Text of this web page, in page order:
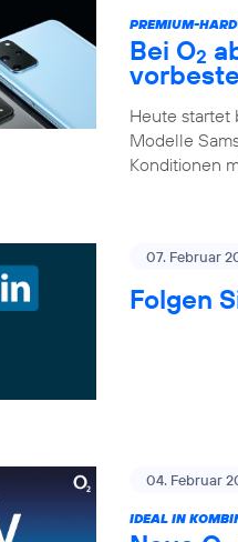
PREMIUM-
Bei O2
Heute startet
Modelle
Konditionen
07. Februar
Folgen
04. Februar
IDEAL IN